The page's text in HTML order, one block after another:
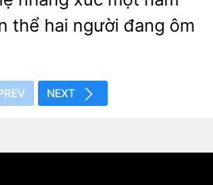
thể hai người đang ôm
NEXT